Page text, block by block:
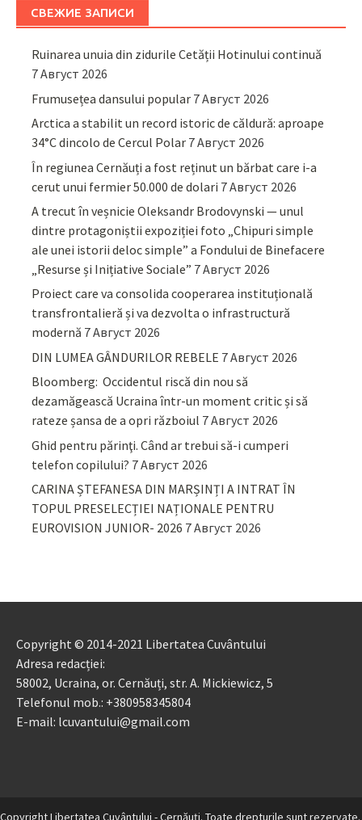
СВЕЖИЕ ЗАПИСИ
Ruinarea unuia din zidurile Cetății Hotinului continuă
7 Август 2026
Frumusețea dansului popular 7 Август 2026
Arctica a stabilit un record istoric de căldură: aproape
34°C dincolo de Cercul Polar 7 Август 2026
În regiunea Cernăuți a fost reținut un bărbat care i-a
cerut unui fermier 50.000 de dolari 7 Август 2026
A trecut în veșnicie Oleksandr Brodovynski — unul
dintre protagoniștii expoziției foto „Chipuri simple
ale unei istorii deloc simple” a Fondului de Binefacere
„Resurse și Inițiative Sociale” 7 Август 2026
Proiect care va consolida cooperarea instituțională
transfrontalieră și va dezvolta o infrastructură
modernă 7 Август 2026
DIN LUMEA GÂNDURILOR REBELE 7 Август 2026
Bloomberg: Occidentul riscă din nou să
dezamăgească Ucraina într-un moment critic și să
rateze șansa de a opri războiul 7 Август 2026
Ghid pentru părinţi. Când ar trebui să-i cumperi
telefon copilului? 7 Август 2026
CARINA ȘTEFANESA DIN MARȘINȚI A INTRAT ÎN
TOPUL PRESELECȚIEI NAȚIONALE PENTRU
EUROVISION JUNIOR- 2026 7 Август 2026
Copyright © 2014-2021 Libertatea Cuvântului
Adresa redacției:
58002, Ucraina, or. Cernăuți, str. A. Mickiewicz, 5
Telefonul mob.: +380958345804
E-mail: lcuvantului@gmail.com
Copyright Libertatea Cuvântului - Cernăuţi. Toate drepturile sunt rezervate.